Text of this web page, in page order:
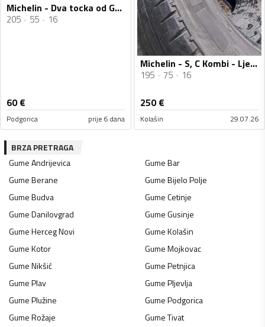
Michelin - Dva tocka od Golfa 5,6,7,seat,skoda - Ljetnja guma
205 55 16
60€
Podgorica prije 6 dana
Michelin - S, C Kombi - Ljetnja guma
195 75 16
250€
Kolašin 29.07.26
BRZA PRETRAGA
GumeAndrijevica GumeBar
GumeBerane GumeBijelo Polje
GumeBudva GumeCetinje
GumeDanilovgrad GumeGusinje
GumeHerceg Novi GumeKolašin
GumeKotor GumeMojkovac
GumeNikšić GumePetnjica
GumePlav GumePljevlja
GumePlužine GumePodgorica
GumeRožaje GumeTivat